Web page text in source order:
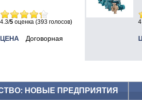
4.3/5 оценка (393 голосов)
ЦЕНА Договорная
НОВЫЕ ПРЕДПРИЯТИЯ